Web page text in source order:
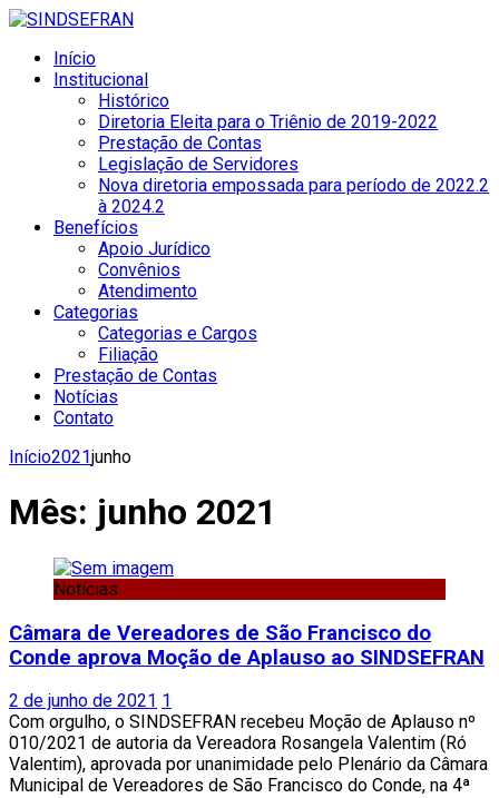
Início
Institucional
Histórico
Diretoria Eleita para o Triênio de 2019-2022
Prestação de Contas
Legislação de Servidores
Nova diretoria empossada para período de 2022.2
à 2024.2
Benefícios
Apoio Jurídico
Convênios
Atendimento
Categorias
Categorias e Cargos
Filiação
Prestação de Contas
Notícias
Contato
Início2021junho
Mês: junho 2021
Notícias
Câmara de Vereadores de São Francisco do
Conde aprova Moção de Aplauso ao SINDSEFRAN
2 de junho de 2021 1
Com orgulho, o SINDSEFRAN recebeu Moção de Aplauso nº
010/2021 de autoria da Vereadora Rosangela Valentim (Ró
Valentim), aprovada por unanimidade pelo Plenário da Câmara
Municipal de Vereadores de São Francisco do Conde, na 4ª